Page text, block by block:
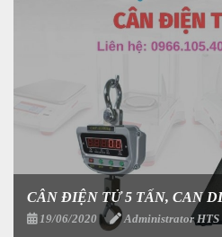
CÂN ĐIỆN TỬ 5 TẤN, CAN
19/06/2020 Administrator HTS